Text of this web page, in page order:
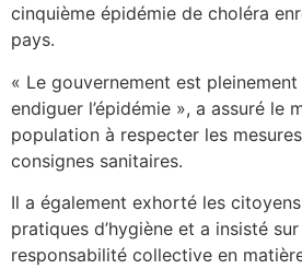
cinquième épidémie de choléra
pays.
« Le gouvernement est
endiguer l’épidémie », a assuré le
population à respecter les
consignes sanitaires.
Il a également exhorté les
pratiques d’hygiène et a insisté sur
responsabilité collective en